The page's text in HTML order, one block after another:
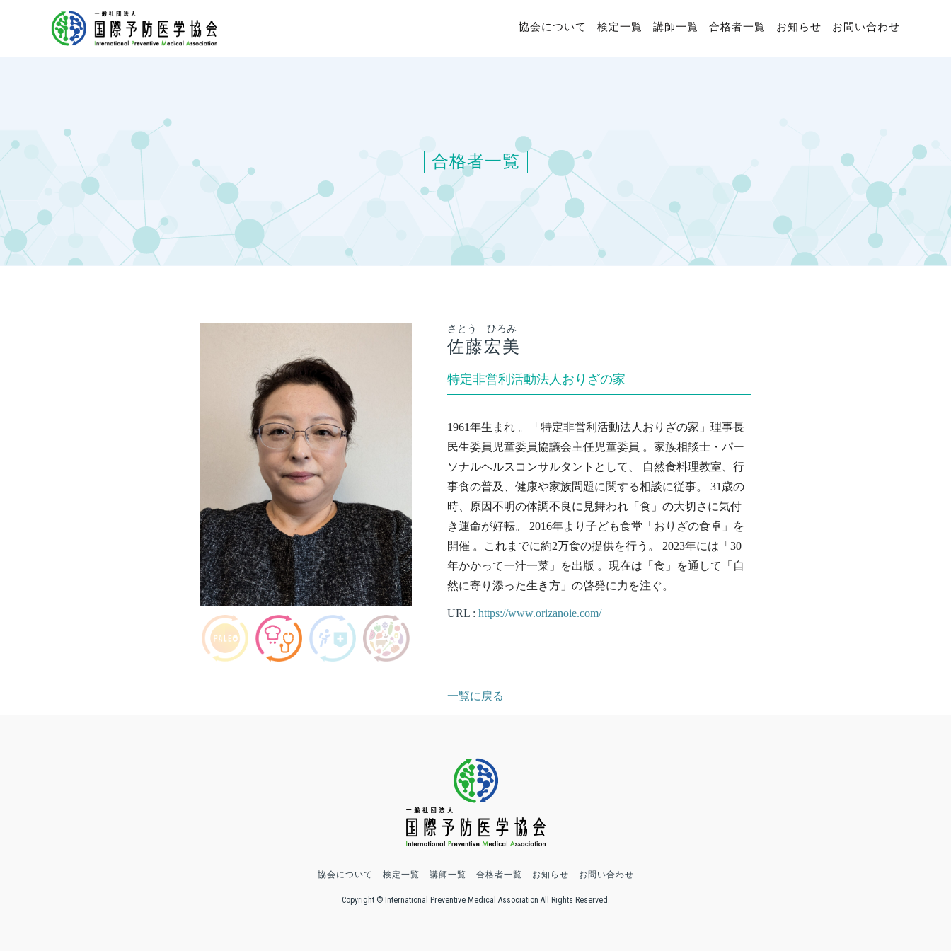
協会について 検定一覧 講師一覧 合格者一覧 お知らせ お問い合わせ
合格者一覧
さとう ひろみ
佐藤宏美
特定非営利活動法人おりざの家
1961年生まれ 。「特定非営利活動法人おりざの家」理事長
民生委員児童委員協議会主任児童委員 。家族相談士・パー
ソナルヘルスコンサルタントとして、 自然食料理教室、行
事食の普及、健康や家族問題に関する相談に従事。 31歳の
時、原因不明の体調不良に見舞われ「食」の大切さに気付
き運命が好転。 2016年より子ども食堂「おりざの食卓」を
開催 。これまでに約2万食の提供を行う。 2023年には「30
年かかって一汁一菜」を出版 。現在は「食」を通して「自
然に寄り添った生き方」の啓発に力を注ぐ。
URL : https://www.orizanoie.com/
一覧に戻る
協会について 検定一覧 講師一覧 合格者一覧 お知らせ お問い合わせ
Copyright © International Preventive Medical Association All Rights Reserved.